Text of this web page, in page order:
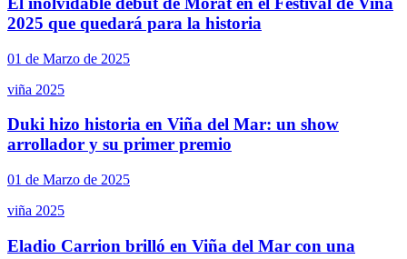
2025 que quedará para la historia
01 de Marzo de 2025
viña 2025
Duki hizo historia en Viña del Mar: un show
arrollador y su primer premio
01 de Marzo de 2025
viña 2025
Eladio Carrion brilló en Viña del Mar con una